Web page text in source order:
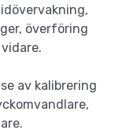
överföring
av kalibrering